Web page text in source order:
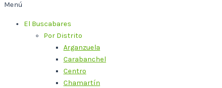
Menú
El Buscabares
Por Distrito
Arganzuela
Carabanchel
Centro
Chamartín